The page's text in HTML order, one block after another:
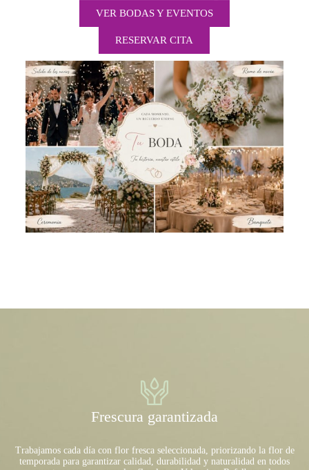
VER BODAS Y EVENTOS
RESERVAR CITA
Frescura garantizada
Trabajamos cada día con flor fresca seleccionada, priorizando la flor de
temporada para garantizar calidad, durabilidad y naturalidad en todos